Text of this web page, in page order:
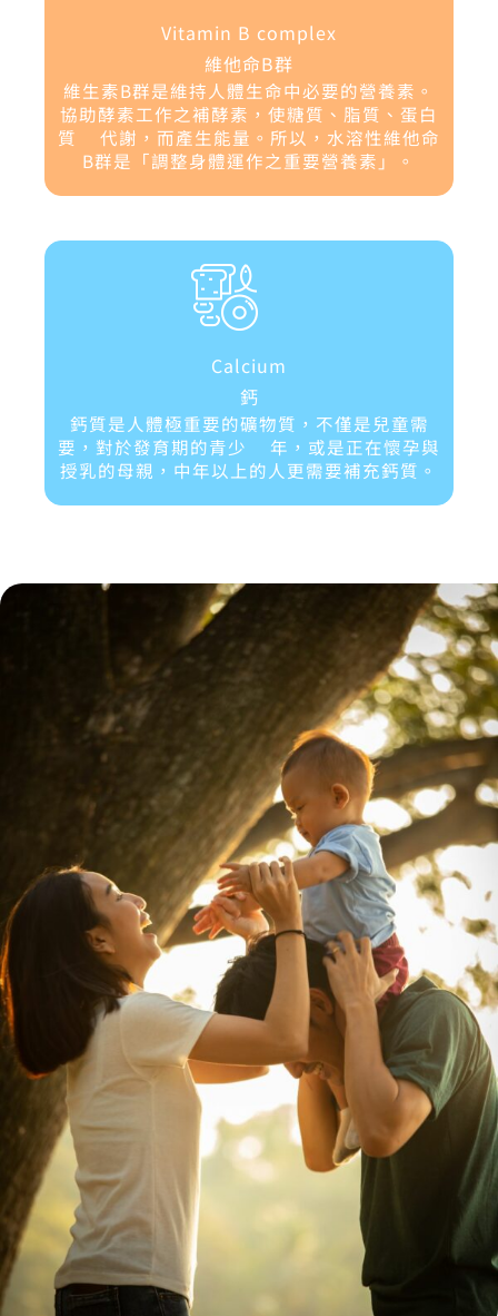
Vitamin B complex
維他命B群
維生素B群是維持人體生命中必要的營養素。
協助酵素工作之補酵素，使糖質、脂質、蛋白
質 代謝，而產生能量。所以，水溶性維他命
B群是「調整身體運作之重要營養素」。
Calcium
鈣
鈣質是人體極重要的礦物質，不僅是兒童需
要，對於發育期的青少 年，或是正在懷孕與
授乳的母親，中年以上的人更需要補充鈣質。